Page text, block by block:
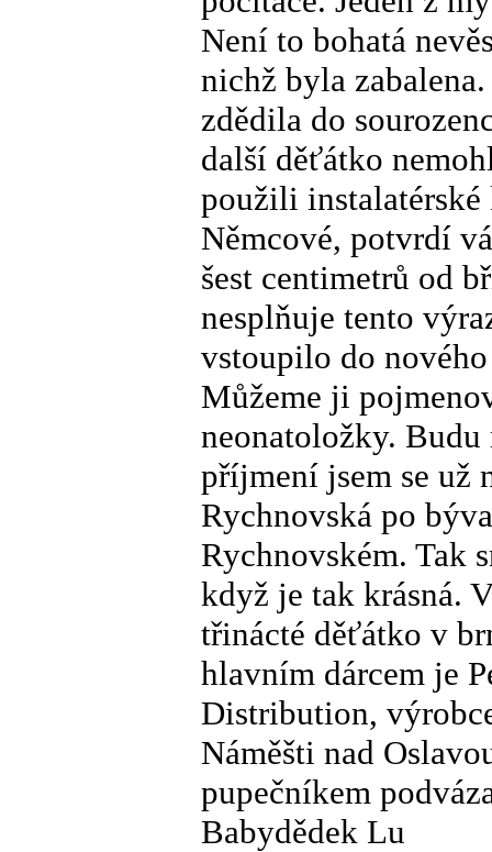
Není to bohatá
nichž byla
zdědila do
další děťátko
použili
Němcové, potvrdí
šest centimetrů od
nesplňuje tento
vstoupilo do
Můžeme ji
neonatoložky. Budu
příjmení jsem se už
Rychnovská po
Rychnovském. Tak
když je tak krásná.
třinácté děťátko v
hlavním dárcem je
Distribution,
Náměšti nad
pupečníkem
Babydědek Lu